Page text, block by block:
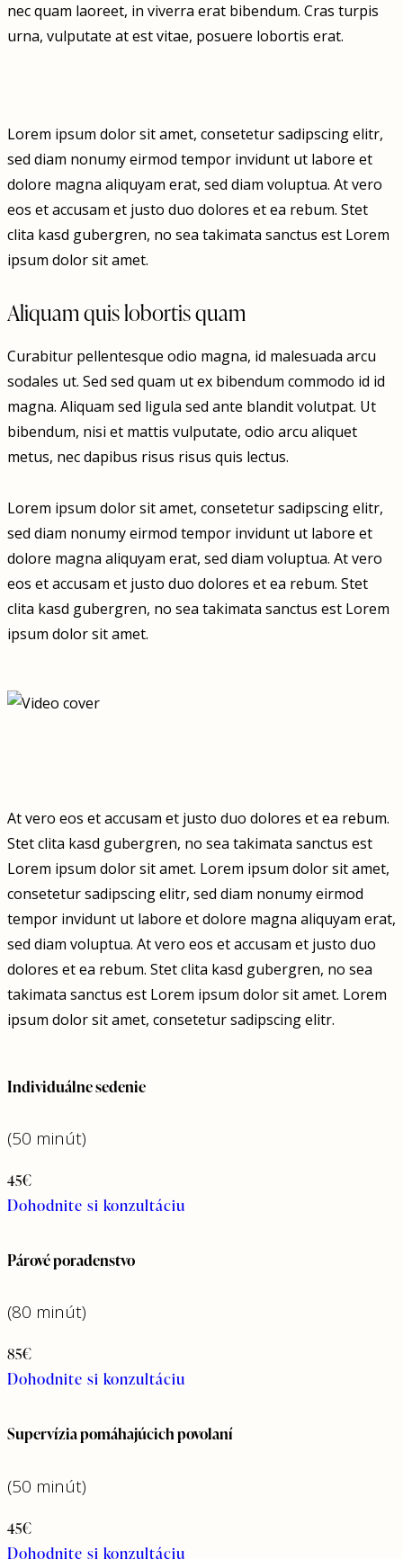
nec quam laoreet, in viverra erat bibendum. Cras turpis
urna, vulputate at est vitae, posuere lobortis erat.
Lorem ipsum dolor sit amet, consetetur sadipscing elitr,
sed diam nonumy eirmod tempor invidunt ut labore et
dolore magna aliquyam erat, sed diam voluptua. At vero
eos et accusam et justo duo dolores et ea rebum. Stet
clita kasd gubergren, no sea takimata sanctus est Lorem
ipsum dolor sit amet.
Aliquam quis lobortis quam
Curabitur pellentesque odio magna, id malesuada arcu
sodales ut. Sed sed quam ut ex bibendum commodo id id
magna. Aliquam sed ligula sed ante blandit volutpat. Ut
bibendum, nisi et mattis vulputate, odio arcu aliquet
metus, nec dapibus risus risus quis lectus.
Lorem ipsum dolor sit amet, consetetur sadipscing elitr,
sed diam nonumy eirmod tempor invidunt ut labore et
dolore magna aliquyam erat, sed diam voluptua. At vero
eos et accusam et justo duo dolores et ea rebum. Stet
clita kasd gubergren, no sea takimata sanctus est Lorem
ipsum dolor sit amet.
At vero eos et accusam et justo duo dolores et ea rebum.
Stet clita kasd gubergren, no sea takimata sanctus est
Lorem ipsum dolor sit amet. Lorem ipsum dolor sit amet,
consetetur sadipscing elitr, sed diam nonumy eirmod
tempor invidunt ut labore et dolore magna aliquyam erat,
sed diam voluptua. At vero eos et accusam et justo duo
dolores et ea rebum. Stet clita kasd gubergren, no sea
takimata sanctus est Lorem ipsum dolor sit amet. Lorem
ipsum dolor sit amet, consetetur sadipscing elitr.
Individuálne sedenie
(50 minút)
45€
Dohodnite si konzultáciu
Párové poradenstvo
(80 minút)
85€
Dohodnite si konzultáciu
Supervízia pomáhajúcich povolaní
(50 minút)
45€
Dohodnite si konzultáciu